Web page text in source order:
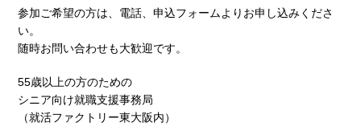
参加ご希望の方は、電話、申込フォームよりお申し込みくださ
い。
随時お問い合わせも大歓迎です。
55歳以上の方のための
シニア向け就職支援事務局
（就活ファクトリー東大阪内）